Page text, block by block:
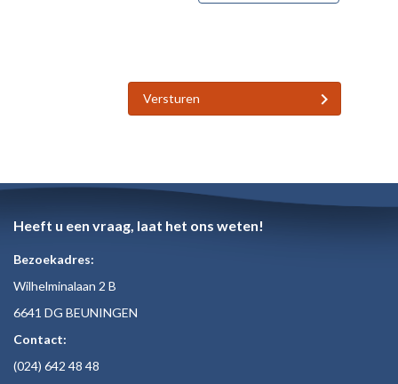
Versturen
Heeft u een vraag, laat het ons weten!
Bezoekadres:
Wilhelminalaan 2 B
6641 DG BEUNINGEN
Contact:
(024) 642 48 48